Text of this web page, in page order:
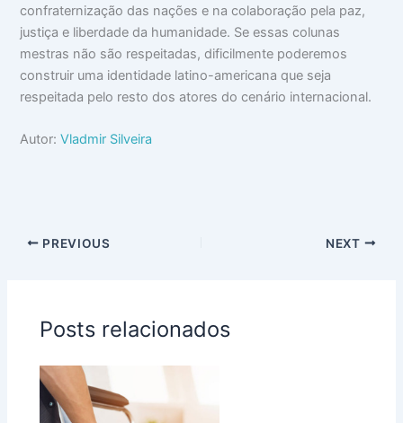
confraternização das nações e na colaboração pela paz,
justiça e liberdade da humanidade. Se essas colunas
mestras não são respeitadas, dificilmente poderemos
construir uma identidade latino-americana que seja
respeitada pelo resto dos atores do cenário internacional.
Autor:Vladmir Silveira
PREVIOUS NEXT
Posts relacionados